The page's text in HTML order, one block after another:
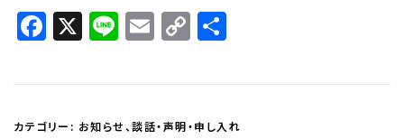
Facebook
X LineEmail
Copy
カテゴリー: お知らせ、談話・声明・申し入れ